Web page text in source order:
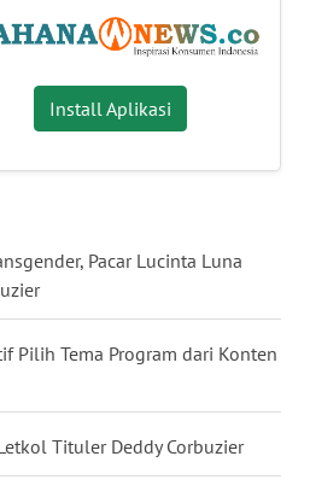
Install Aplikasi
Pacar Lucinta Luna
Pilih Tema Program dari Konten
Tituler Deddy Corbuzier